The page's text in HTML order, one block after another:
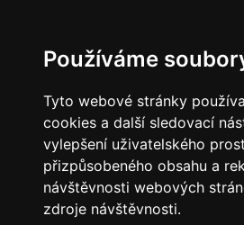
Používáme
Tyto webové stránky
cookies a další sledovací
vylepšení uživatelského
přizpůsobeného obsahu a
návštěvnosti webových
zdroje návštěvnosti.